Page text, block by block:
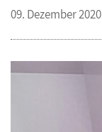
09. Dezember 2020